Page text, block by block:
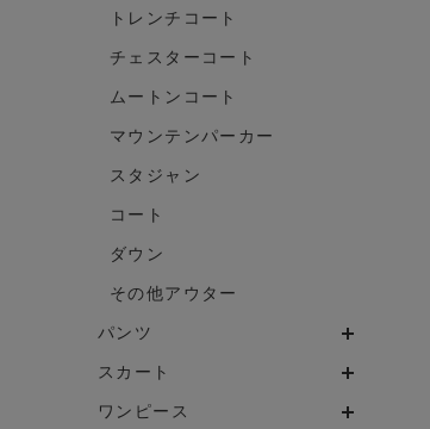
トレンチコート
チェスターコート
ムートンコート
マウンテンパーカー
スタジャン
コート
ダウン
その他アウター
パンツ
スカート
ワンピース